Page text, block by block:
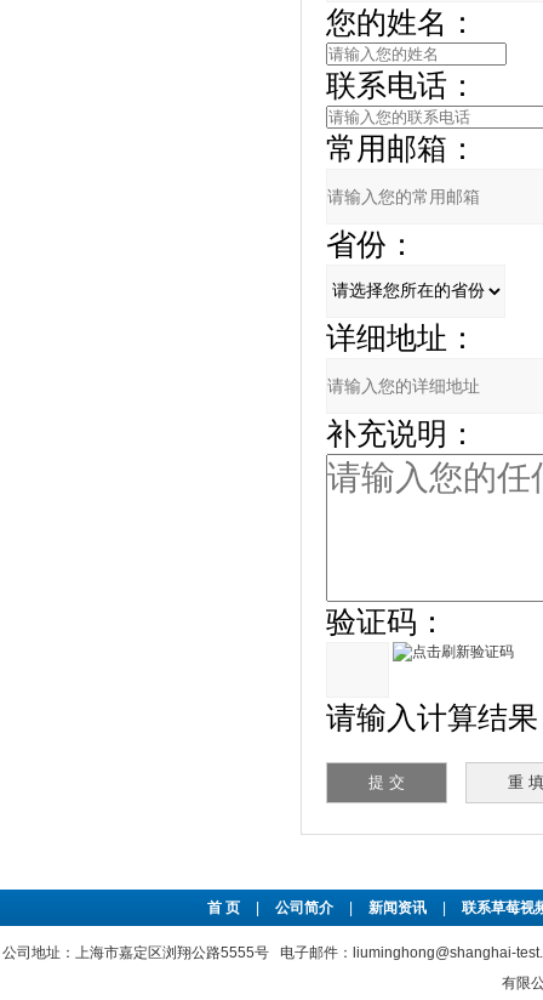
您的姓名：
联系电话：
常用邮箱：
省份：
详细地址：
补充说明：
验证码：
请输入计算结果
首 页 公司简介 新闻资讯 联系草莓视
公司地址：上海市嘉定区浏翔公路5555号 电子邮件：liuminghong@shanghai-
有限